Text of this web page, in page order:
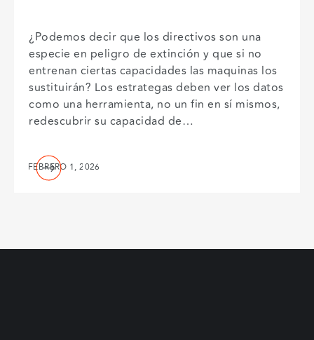
FEBRERO 1, 2026
¿Podemos decir que los directivos son una
especie en peligro de extinción y que si no
entrenan ciertas capacidades las maquinas los
sustituirán? Los estrategas deben ver los datos
como una herramienta, no un fin en sí mismos,
redescubrir su capacidad de…